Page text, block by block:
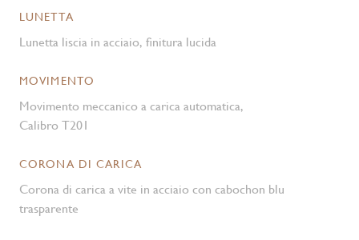
LUNETTA
Lunetta liscia in acciaio, finitura lucida
MOVIMENTO
Movimento meccanico a carica automatica,
Calibro T201
CORONA DI CARICA
Corona di carica a vite in acciaio con cabochon blu
trasparente